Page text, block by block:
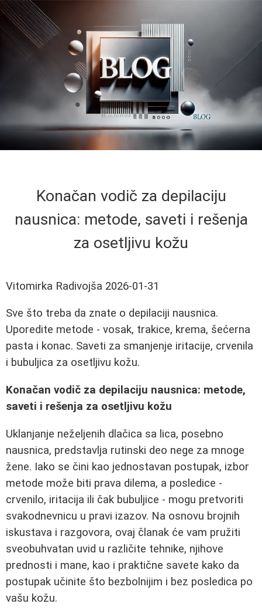
Konačan vodič za depilaciju
nausnica: metode, saveti i rešenja
za osetljivu kožu
Vitomirka Radivojša 2026-01-31
Sve što treba da znate o depilaciji nausnica.
Uporedite metode - vosak, trakice, krema, šećerna
pasta i konac. Saveti za smanjenje iritacije, crvenila
i bubuljica za osetljivu kožu.
Konačan vodič za depilaciju nausnica: metode,
saveti i rešenja za osetljivu kožu
Uklanjanje neželjenih dlačica sa lica, posebno
nausnica, predstavlja rutinski deo nege za mnoge
žene. Iako se čini kao jednostavan postupak, izbor
metode može biti prava dilema, a posledice -
crvenilo, iritacija ili čak bubuljice - mogu pretvoriti
svakodnevnicu u pravi izazov. Na osnovu brojnih
iskustava i razgovora, ovaj članak će vam pružiti
sveobuhvatan uvid u različite tehnike, njihove
prednosti i mane, kao i praktične savete kako da
postupak učinite što bezbolnijim i bez posledica po
vašu kožu.